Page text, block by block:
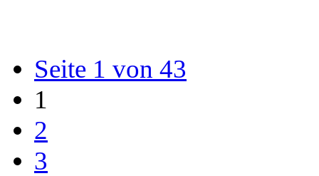
Seite 1 von 43
1
2
3